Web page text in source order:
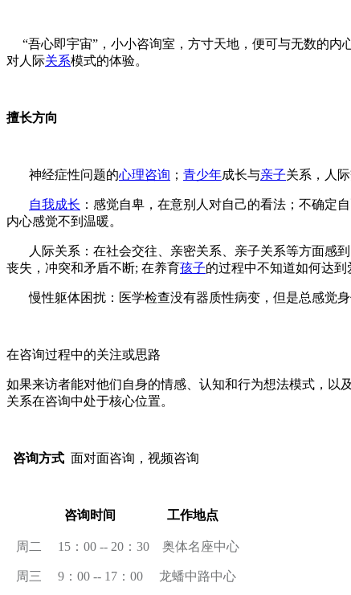
“吾心即宇宙”，小小咨询室，方寸天地，便可与无数的内
对人际关系模式的体验。
擅长方向
神经症性问题的心理咨询 ； 青少年成长与亲子关系，人
自我成长 ：感觉自卑，在意别人对自己的看法；不确定
内心感觉不到温暖。
人际关系：在社会交往、亲密关系、亲子关系等方面感到
丧失，冲突和矛盾不断; 在养育孩子的过程中不知道如何达
慢性躯体困扰：医学检查没有器质性病变，但是总感觉身
在咨询过程中的关注或思路
如果来访者能对他们自身的情感、认知和行为想法模式，以
关系在咨询中处于核心位置。
咨询方式 面对面咨询，视频咨询
咨询时间 工作地点
周二 15 ： 00 -- 20 ：30 奥体名座中心
周三 9 ： 00 -- 17 ： 00 龙蟠中路中心